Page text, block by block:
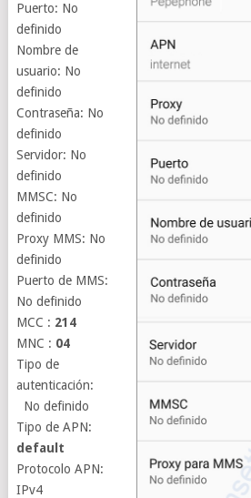
Puerto: No
definido
Nombre de
usuario: No
definido
Contraseña: No
definido
Servidor: No
definido
MMSC: No
definido
Proxy MMS: No
definido
Puerto de MMS:
No definido
MCC : 214
MNC : 04
Tipo de
autenticación:
No definido
Tipo de APN:
default
Protocolo APN:
IPv4